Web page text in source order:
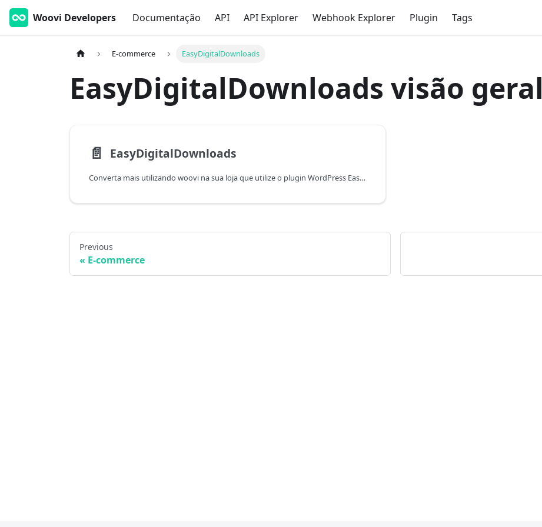
Woovi Developers Documentação API API Explorer Webhook Explorer Plugin Tags
E-commerce EasyDigitalDownloads
EasyDigitalDownloads visão geral
📄️ EasyDigitalDownloads
Converta mais utilizando woovi na sua loja que utilize o plugin WordPress EasyDigitalDownloads.
Previous
E-commerce